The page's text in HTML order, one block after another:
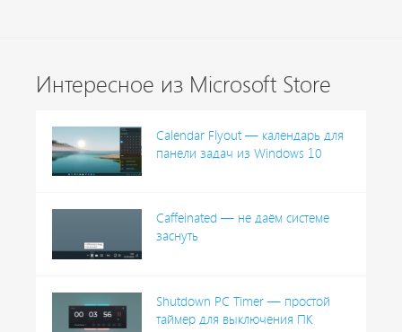
Интересное из Microsoft Store
Calendar Flyout — календарь для
панели задач из Windows 10
Caffeinated — не даём системе
заснуть
Shutdown PC Timer — простой
таймер для выключения ПК